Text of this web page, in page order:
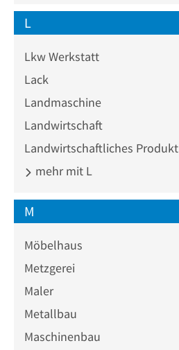
L
Lkw Werkstatt
Lack
Landmaschine
Landwirtschaft
Landwirtschaftliches Produkt
mehr mit L
M
Möbelhaus
Metzgerei
Maler
Metallbau
Maschinenbau